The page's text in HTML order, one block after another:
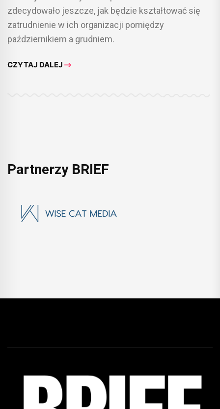
zdecydowało jeszcze, jak będzie kształtować się
zatrudnienie w ich organizacji pomiędzy
październikiem a grudniem.
CZYTAJ DALEJ
Partnerzy BRIEF